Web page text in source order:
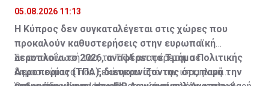
πτήσεων
05.08.2026 11:13
Η Κύπρος δεν συγκαταλέγεται στις χώρες που
προκαλούν καθυστερήσεις στην ευρωπαϊκή
αεροπλοΐα το 2026, αναφέρει το Τμήμα Πολιτικής
Αεροπορίας (ΤΠΑ), διευκρινίζοντας ότι, παρά την
Σε ανακοίνωσή του, το ΤΠΑ αναφέρεται σε
δημοσιεύματα που ξεκίνησαν από την ισραηλινή